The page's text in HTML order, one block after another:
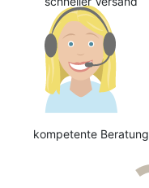
kompetente Beratung